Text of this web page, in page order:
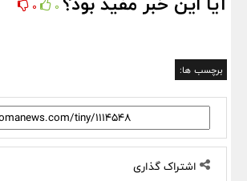
0
0
برچسب ها:
اشتراک گذاری